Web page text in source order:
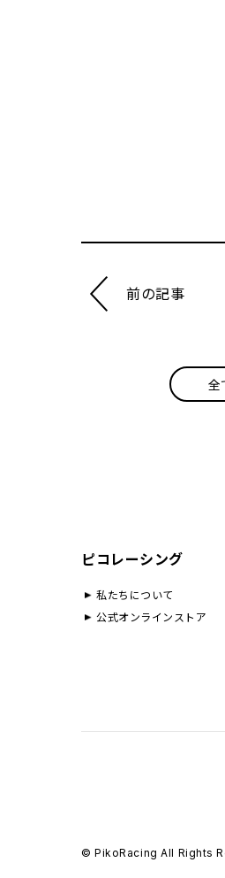
前の記事
全
ピコレーシング
私たちについて
公式オンラインストア
© PikoRacing All Rights